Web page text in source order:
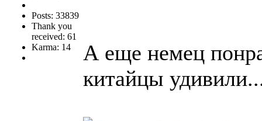
Posts: 33839
Thank you
received: 61
Karma: 14
А еще немец
китайцы